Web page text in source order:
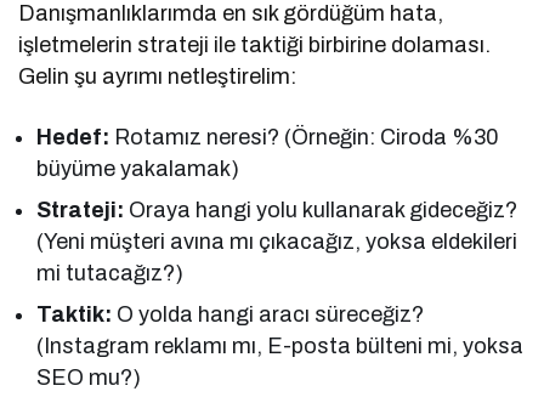
Danışmanlıklarımda en sık gördüğüm hata,
işletmelerin strateji ile taktiği birbirine dolaması.
Gelin şu ayrımı netleştirelim:
Hedef: Rotamız neresi? (Örneğin: Ciroda %30
büyüme yakalamak)
Strateji: Oraya hangi yolu kullanarak gideceğiz?
(Yeni müşteri avına mı çıkacağız, yoksa eldekileri
mi tutacağız?)
Taktik: O yolda hangi aracı süreceğiz?
(Instagram reklamı mı, E-posta bülteni mi, yoksa
SEO mu?)